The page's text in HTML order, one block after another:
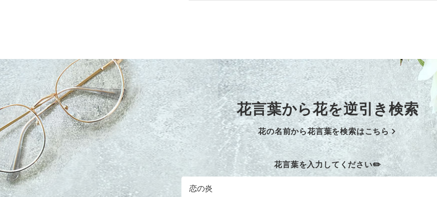
花言葉から花を逆引き検索
花の名前から花言葉を検索はこちら
花言葉を入力してください✏️